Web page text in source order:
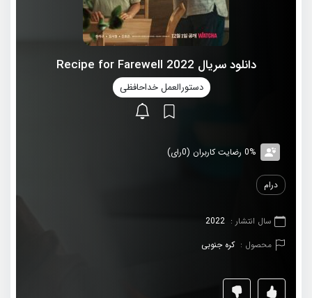
دانلود سریال 2022 Recipe for Farewell
دستورالعمل خداحافظی
0% رضایت کاربران (0رای)
درام
سال انتشار : 2022
محصول : کره جنوبی